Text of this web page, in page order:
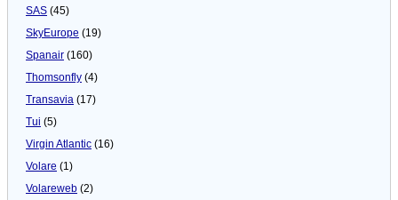
SAS (45)
SkyEurope (19)
Spanair (160)
Thomsonfly (4)
Transavia (17)
Tui (5)
Virgin Atlantic (16)
Volare (1)
Volareweb (2)